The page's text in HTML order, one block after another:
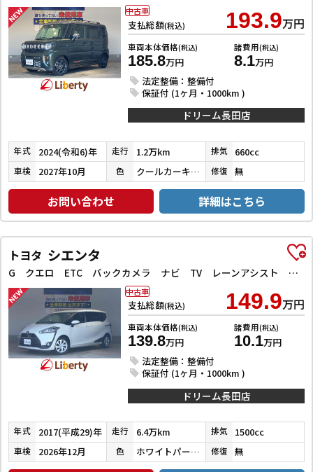
支払総額(税込) 193.9万円
車両本体価格(税込)
185.8万円
諸費用(税込)
8.1万円
法定整備：整備付
保証付 (1ヶ月・1000km )
中古車
ドリーム長田店
年式 2024(令和6)年 走行 1.2万km 排気 660cc
車検 2027年10月 色 クールカーキパールメタリック／ガンメタリック 修復 無
お問い合わせ 詳細はこちら
トヨタ シエンタ
G クエロ ETC バックカメラ ナビ TV レーンアシスト 衝突被害軽減システム 両側電動スライドドア オートマチックハイビーム オートライト LEDヘッドランプ スマートキー アイドリングストップ
支払総額(税込) 149.9万円
車両本体価格(税込)
139.8万円
諸費用(税込)
10.1万円
法定整備：整備付
保証付 (1ヶ月・1000km )
中古車
ドリーム長田店
年式 2017(平成29)年 走行 6.4万km 排気 1500cc
車検 2026年12月 色 ホワイトパールクリスタルシャイン 修復 無